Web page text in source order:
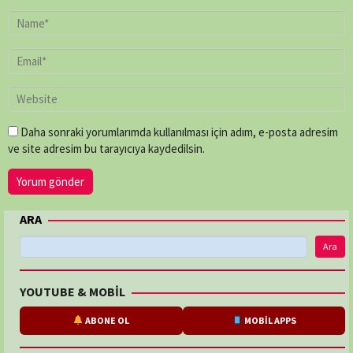
Mike
Rowe
Paul
O'Connor
Peter
Chinn,
Shaun
Trevisick
Daha sonraki yorumlarımda kullanılması için adım, e-posta adresim
ve site adresim bu tarayıcıya kaydedilsin.
ARA
Ara
YOUTUBE & MOBİL
ABONE OL MOBİL APPS